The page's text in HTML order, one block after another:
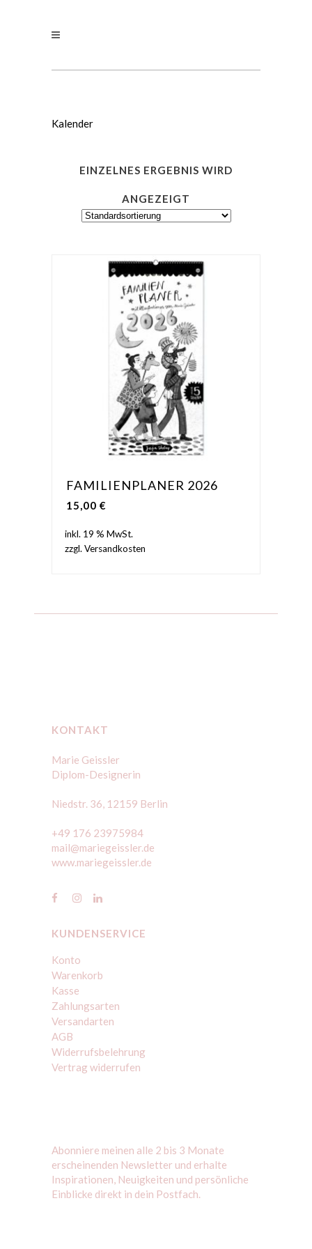
Kalender
EINZELNES ERGEBNIS WIRD
ANGEZEIGT
FAMILIENPLANER 2026
15,00 €
inkl. 19 % MwSt.
zzgl.Versandkosten
KONTAKT
Marie Geissler
Diplom-Designerin
Niedstr. 36, 12159 Berlin
+49 176 23975984
mail@mariegeissler.de
www.mariegeissler.de
KUNDENSERVICE
Konto
Warenkorb
Kasse
Zahlungsarten
Versandarten
AGB
Widerrufsbelehrung
Vertrag widerrufen
Abonniere meinen alle 2 bis 3 Monate
erscheinenden Newsletter und erhalte
Inspirationen, Neuigkeiten und persönliche
Einblicke direkt in dein Postfach.